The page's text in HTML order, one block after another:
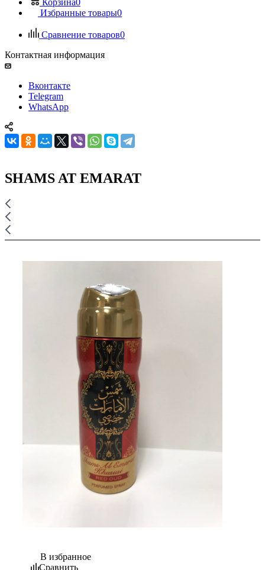
Корзина0
Избранные товары0
Сравнение товаров0
Контактная информация
Вконтакте
Telegram
WhatsApp
SHAMS AT EMARAT
В избранное
Сравнить